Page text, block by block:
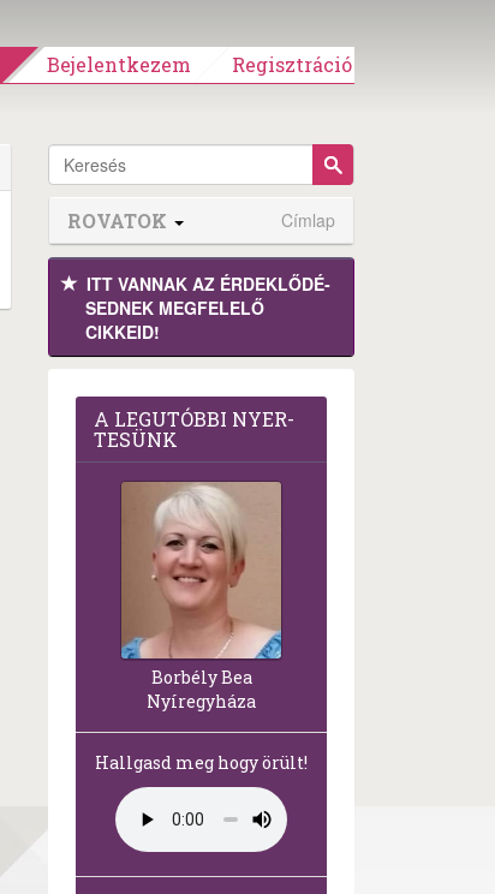
Bejelentkezem Regisztráció
ROVATOK Címlap
ITT VANNAK AZ ÉRDEK­LŐDÉ­
SEDNEK MEGFE­LELŐ
CIKKEID!
A LEG­U­TÓB­BI NYER­
TE­SÜNK
Borbély Bea
Nyíregyháza
Hallgasd meg hogy örült!